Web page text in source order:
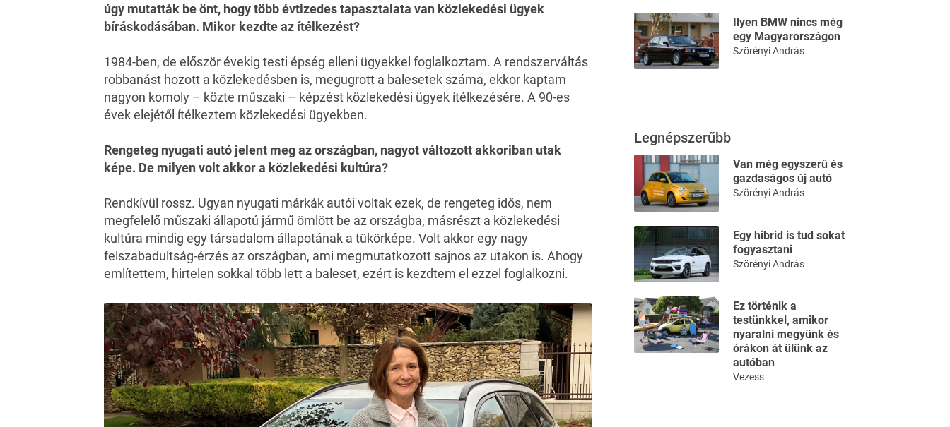
úgy mutatták be önt, hogy több évtizedes tapasztalata van közlekedési ügyek
bíráskodásában. Mikor kezdte az ítélkezést?
1984-ben, de először évekig testi épség elleni ügyekkel foglalkoztam. A rendszerváltás
robbanást hozott a közlekedésben is, megugrott a balesetek száma, ekkor kaptam
nagyon komoly – közte műszaki – képzést közlekedési ügyek ítélkezésére. A 90-es
évek elejétől ítélkeztem közlekedési ügyekben.
Rengeteg nyugati autó jelent meg az országban, nagyot változott akkoriban utak
képe. De milyen volt akkor a közlekedési kultúra?
Rendkívül rossz. Ugyan nyugati márkák autói voltak ezek, de rengeteg idős, nem
megfelelő műszaki állapotú jármű ömlött be az országba, másrészt a közlekedési
kultúra mindig egy társadalom állapotának a tükörképe. Volt akkor egy nagy
felszabadultság-érzés az országban, ami megmutatkozott sajnos az utakon is. Ahogy
említettem, hirtelen sokkal több lett a baleset, ezért is kezdtem el ezzel foglalkozni.
Ilyen BMW nincs még
egy Magyarországon
Szörényi András
Legnépszerűbb
Van még egyszerű és
gazdaságos új autó
Szörényi András
Egy hibrid is tud sokat
fogyasztani
Szörényi András
Ez történik a
testünkkel, amikor
nyaralni megyünk és
órákon át ülünk az
autóban
Vezess